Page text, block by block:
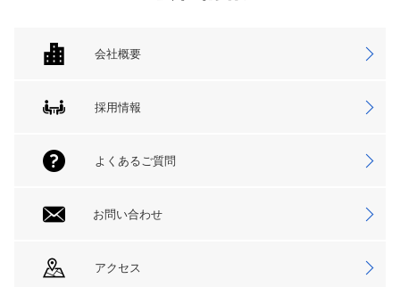
会社概要
採用情報
よくあるご質問
お問い合わせ
アクセス